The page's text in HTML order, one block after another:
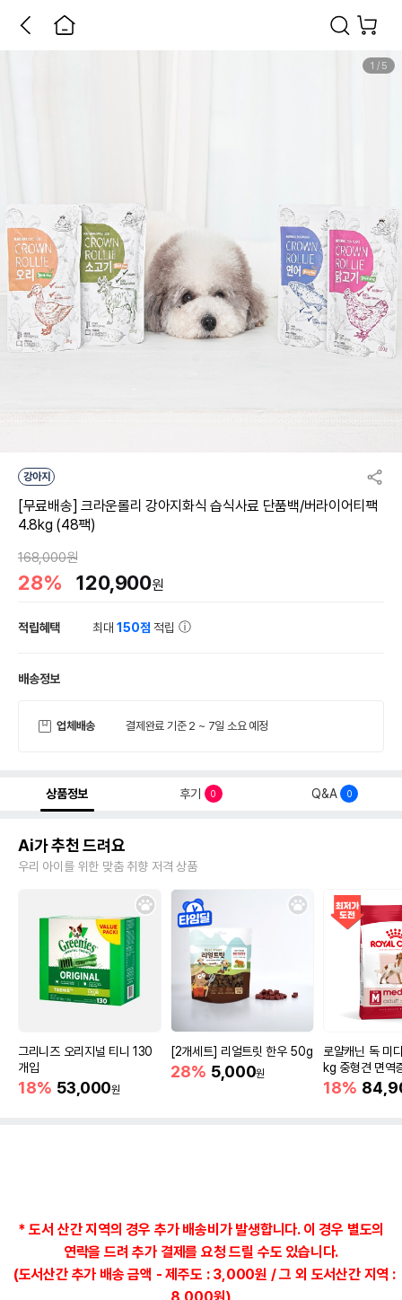
1 / 5
강아지
[무료배송] 크라운롤리 강아지화식 습식사료 단품백/버라이어티팩
4.8kg (48팩)
168,000원
28% 120,900원
적립혜택 최대150점 적립
배송정보
업체배송 결제완료 기준 2 ~ 7일 소요 예정
상품정보 후기 0 Q&A 0
Ai가 추천 드려요
우리 아이를 위한 맞춤 취향 저격 상품
그리니즈 오리지널 티니 130
개입
18% 53,000원
[2개세트] 리얼트릿 한우 50g
28% 5,000원
로얄캐닌 독 미
kg 중형견 면역
18%
* 도서 산간 지역의 경우 추가 배송비가 발생합니다. 이 경우 별도의
연락을 드려 추가 결제를 요청 드릴 수도 있습니다.
(도서산간 추가 배송 금액 - 제주도 : 3,000원 / 그 외 도서산간 지역 :